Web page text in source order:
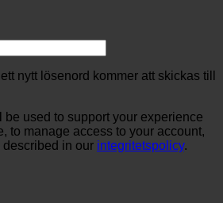
nytt lösenord kommer att skickas till
be used to support your experience
to manage access to your account,
described in our integritetspolicy.